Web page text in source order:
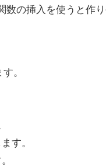
の挿入を使うと作り
。
す。